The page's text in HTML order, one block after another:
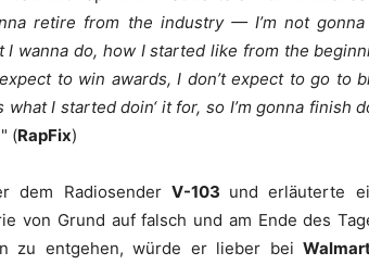
retire from the industry — I’m not
I wanna do, how I started like from the
to win awards, I don’t expect to go to
I started doin‘ it for, so I’m gonna finish
" (RapFix)
dem Radiosender V-103 und erläuterte
von Grund auf falsch und am Ende des
zu entgehen, würde er lieber bei